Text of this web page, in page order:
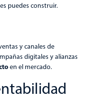
puedes construir.
y canales de
digitales y alianzas
en el mercado.